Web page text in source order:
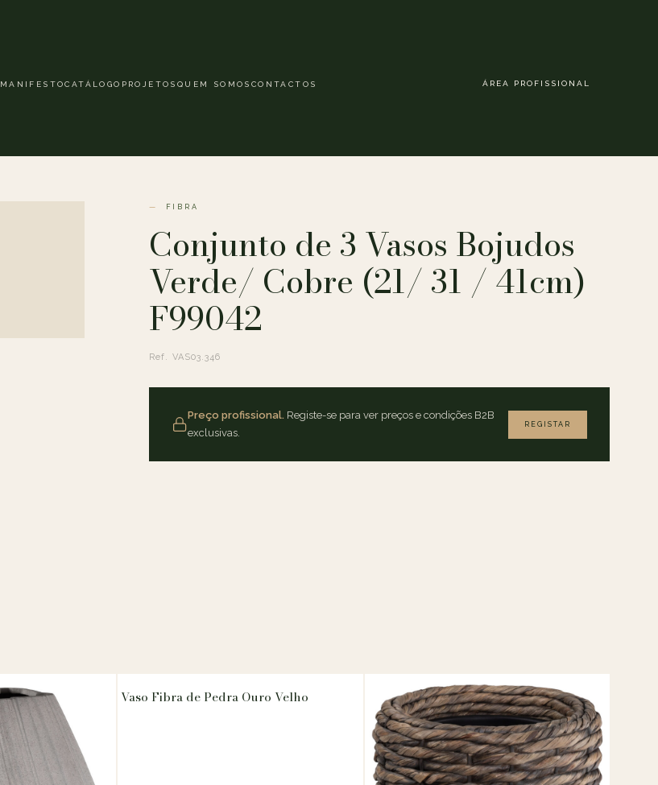
MANIFESTOCATÁLOGO PROJETOS QUEM SOMOS CONTACTOS ÁREA PROFISSIONAL
FIBRA
Conjunto de 3 Vasos Bojudos
Verde/ Cobre (21/ 31 / 41cm)
F99042
Ref. VAS03.346
Preço profissional. Registe-se para ver preços e condições B2B
exclusivas.
REGISTAR
Vaso Fibra de Pedra Ouro Velho